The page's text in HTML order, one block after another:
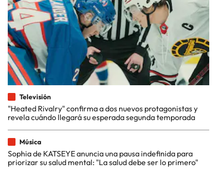
Televisión
"Heated Rivalry" confirma a dos nuevos protagonistas y
revela cuándo llegará su esperada segunda temporada
Música
Sophia de KATSEYE anuncia una pausa indefinida para
priorizar su salud mental: "La salud debe ser lo primero"